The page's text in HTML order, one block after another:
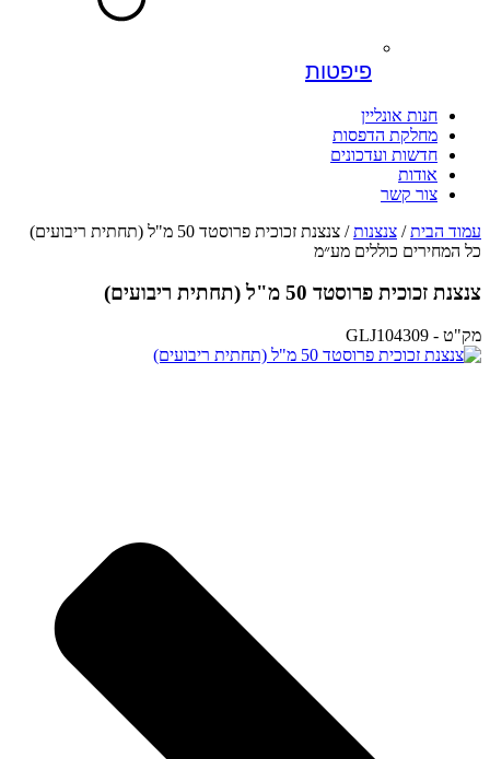
פיפטות
חנות אונליין
מחלקת הדפסות
חדשות ועדכונים
אודות
צור קשר
עמוד הבית/ צנצנות/ צנצנת זכוכית פרוסטד 50 מ"ל (תחתית ריבועים)
כל המחירים כוללים מע״מ
צנצנת זכוכית פרוסטד 50 מ"ל (תחתית ריבועים)
מק"ט - GLJ104309